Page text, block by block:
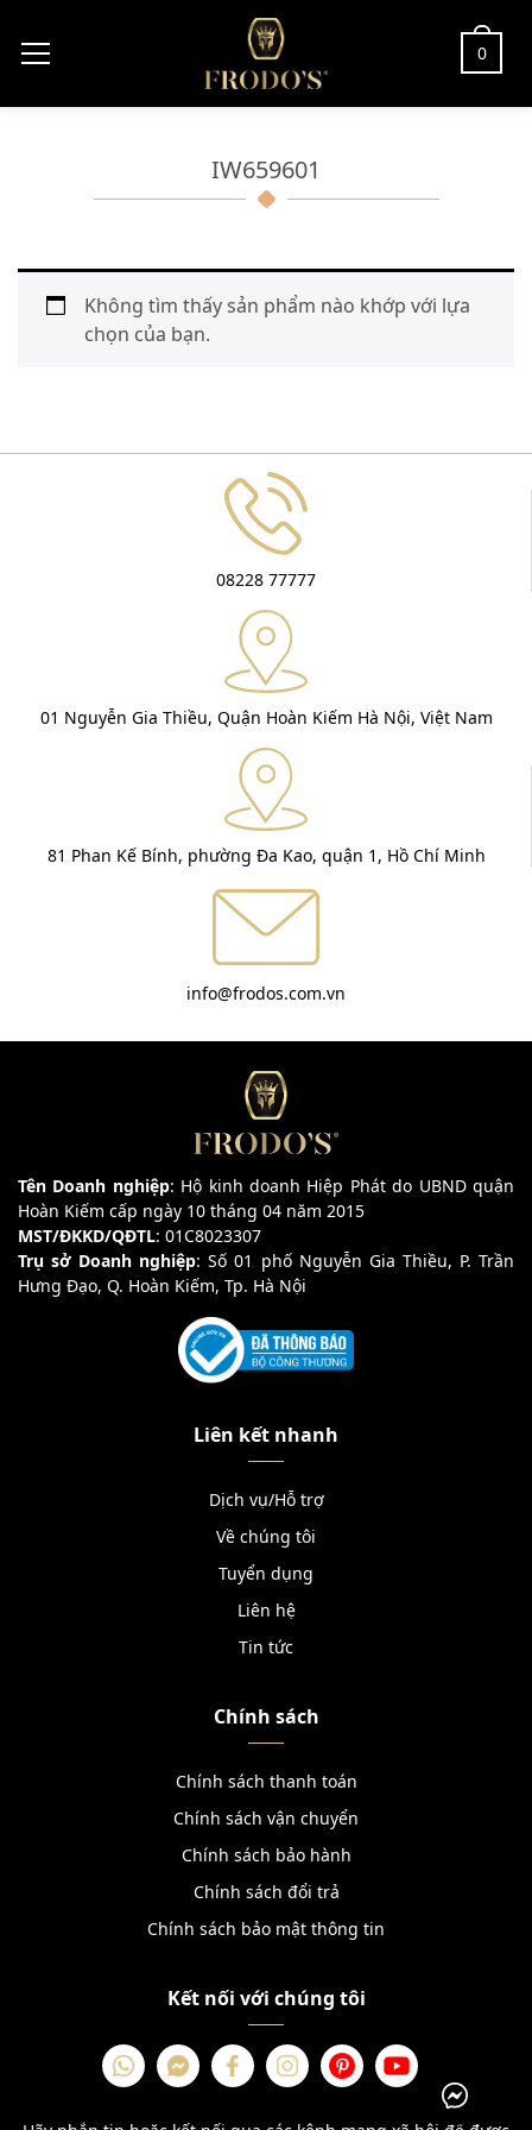
0
IW659601
Không tìm thấy sản phẩm nào khớp với lựa
chọn của bạn.
08228 77777
01 Nguyễn Gia Thiều, Quận Hoàn Kiếm Hà Nội, Việt Nam
81 Phan Kế Bính, phường Đa Kao, quận 1, Hồ Chí Minh
info@frodos.com.vn
Tên Doanh nghiệp: Hộ kinh doanh Hiệp Phát do UBND quận
Hoàn Kiếm cấp ngày 10 tháng 04 năm 2015
MST/ĐKKD/QĐTL: 01C8023307
Trụ sở Doanh nghiệp: Số 01 phố Nguyễn Gia Thiều, P. Trần
Hưng Đạo, Q. Hoàn Kiếm, Tp. Hà Nội
Liên kết nhanh
Dịch vụ/Hỗ trợ
Về chúng tôi
Tuyển dụng
Liên hệ
Tin tức
Chính sách
Chính sách thanh toán
Chính sách vận chuyển
Chính sách bảo hành
Chính sách đổi trả
Chính sách bảo mật thông tin
Kết nối với chúng tôi